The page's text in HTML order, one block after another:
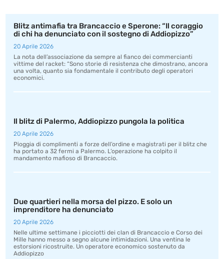
Blitz antimafia tra Brancaccio e Sperone: “Il coraggio
di chi ha denunciato con il sostegno di Addiopizzo”
20 Aprile 2026
La nota dell’associazione da sempre al fianco dei commercianti
vittime del racket: “Sono storie di resistenza che dimostrano, ancora
una volta, quanto sia fondamentale il contributo degli operatori
economici.
Il blitz di Palermo, Addiopizzo pungola la politica
20 Aprile 2026
Pioggia di complimenti a forze dell’ordine e magistrati per il blitz che
ha portato a 32 fermi a Palermo. L’operazione ha colpito il
mandamento mafioso di Brancaccio.
Due quartieri nella morsa del pizzo. E solo un
imprenditore ha denunciato
20 Aprile 2026
Nelle ultime settimane i picciotti dei clan di Brancaccio e Corso dei
Mille hanno messo a segno alcune intimidazioni. Una ventina le
estorsioni ricostruite. Un operatore economico sostenuto da
Addiopizzo